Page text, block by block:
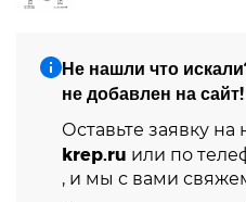
Не нашли что
не добавлен на сайт!
Оставьте заявку на
krep.ru или по
, и мы с вами